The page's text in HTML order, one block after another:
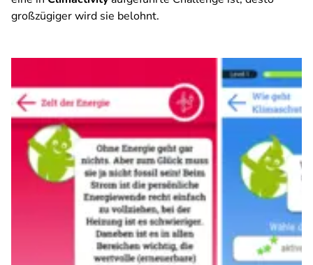
großzügiger wird sie belohnt.